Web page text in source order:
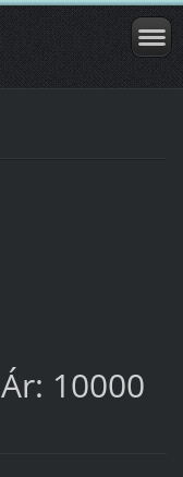
10000